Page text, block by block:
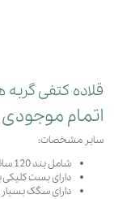
قلاده کتفی گربه
اتمام موجودی
سایر مشخصات:
شامل بند 120 سانتی متر
دارای بست
دارای سگک